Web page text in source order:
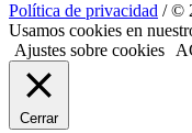
Política de privacidad / ©
Usamos cookies en
Ajustes sobre cookies
Cerrar